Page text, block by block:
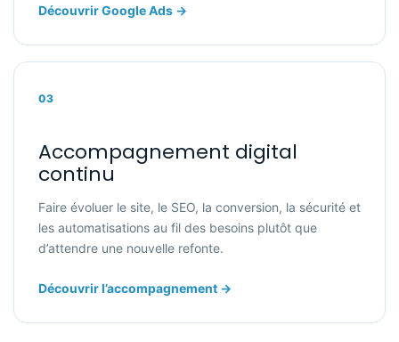
Découvrir Google Ads →
03
Accompagnement digital
continu
Faire évoluer le site, le SEO, la conversion, la sécurité et
les automatisations au fil des besoins plutôt que
d’attendre une nouvelle refonte.
Découvrir l’accompagnement →